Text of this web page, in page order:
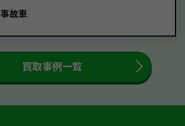
事故車
買取事例一覧